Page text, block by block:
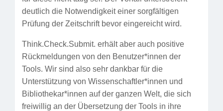
deutlich die Notwendigkeit einer sorgfältigen
Prüfung der Zeitschrift bevor eingereicht wird.
Think.Check.Submit. erhält aber auch positive
Rückmeldungen von den Benutzer*innen der
Tools. Wir sind also sehr dankbar für die
Unterstützung von Wissenschaftler*innen und
Bibliothekar*innen auf der ganzen Welt, die sich
freiwillig an der Übersetzung der Tools in ihre